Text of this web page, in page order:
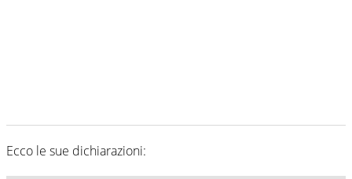
Ecco le sue dichiarazioni: